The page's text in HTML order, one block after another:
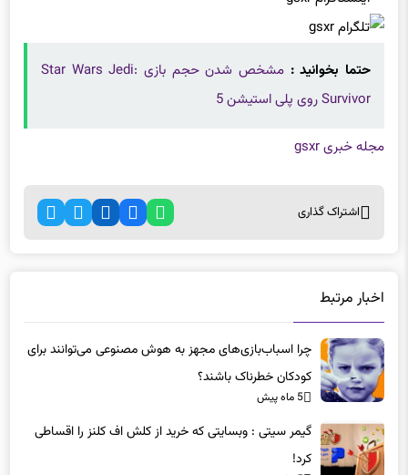
حتما بخوانید :
Survivor روی پلی استیشن 5
چرا اسباب‌بازی‌های مجهز به هوش مصنوعی می‌توانند برای
کودکان خطرناک باشند؟
گیمر سیتی : وبسایتی که خرید از کلش اف کلنز را اقساطی
کرد!